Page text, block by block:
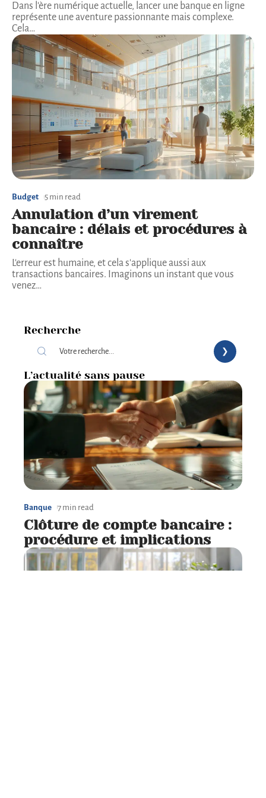
Dans l'ère numérique actuelle, lancer une banque en ligne
représente une aventure passionnante mais complexe.
Cela…
Budget 5 min read
Annulation d’un virement
bancaire : délais et procédures à
connaître
L'erreur est humaine, et cela s'applique aussi aux
transactions bancaires. Imaginons un instant que vous
venez…
Recherche
L’actualité sans pause
Banque 7 min read
Clôture de compte bancaire :
procédure et implications